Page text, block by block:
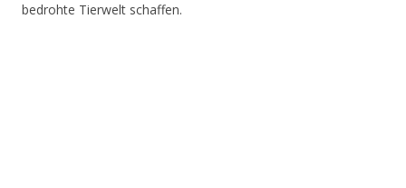
bedrohte Tierwelt schaffen.